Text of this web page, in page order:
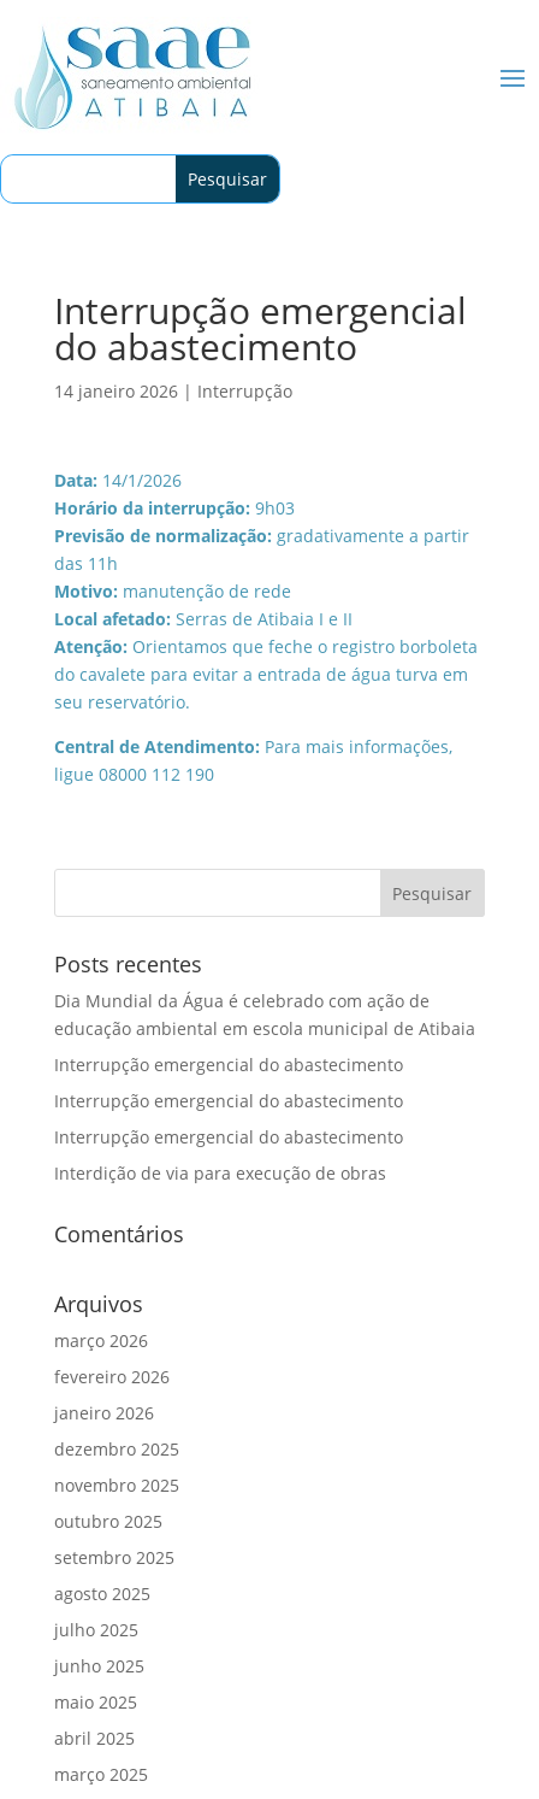
Interrupção emergencial
do abastecimento
14 janeiro 2026| Interrupção
Data: 14/1/2026
Horário da interrupção: 9h03
Previsão de normalização: gradativamente a partir
das 11h
Motivo: manutenção de rede
Local afetado: Serras de Atibaia I e II
Atenção: Orientamos que feche o registro borboleta
do cavalete para evitar a entrada de água turva em
seu reservatório.
Central de Atendimento: Para mais informações,
ligue 08000 112 190
Posts recentes
Dia Mundial da Água é celebrado com ação de
educação ambiental em escola municipal de Atibaia
Interrupção emergencial do abastecimento
Interrupção emergencial do abastecimento
Interrupção emergencial do abastecimento
Interdição de via para execução de obras
Comentários
Arquivos
março 2026
fevereiro 2026
janeiro 2026
dezembro 2025
novembro 2025
outubro 2025
setembro 2025
agosto 2025
julho 2025
junho 2025
maio 2025
abril 2025
março 2025